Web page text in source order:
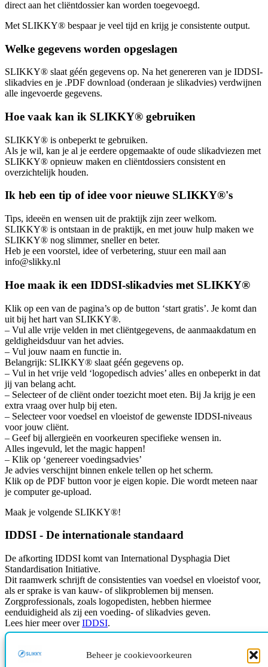
Beheer je cookievoorkeuren
direct aan het cliëntdossier kan worden toegevoegd.
Met SLIKKY® bespaar je veel tijd en krijg je consistente output.
Welke gegevens worden opgeslagen
SLIKKY® slaat géén gegevens op. Na het genereren van je IDDSI-
slikadvies en je .PDF download (onderaan je slikadvies) verdwijnen
alle ingevoerde gegevens.
Hoe vaak kan ik SLIKKY® gebruiken
SLIKKY® is onbeperkt te gebruiken.
Als je wil, kan je al je eerdere opgemaakte of oude slikadviezen met
SLIKKY® opnieuw maken en cliëntdossiers consistent en
overzichtelijk houden.
Ik heb een tip of idee voor nieuwe SLIKKY®'s
Tips, ideeën en wensen uit de praktijk zijn zeer welkom.
SLIKKY® is ontstaan in de praktijk, en met jouw hulp maken we
SLIKKY® nog slimmer, sneller en beter.
Heb je een voorstel, idee of verbetering, stuur een mail aan
info@slikky.nl
Hoe maak ik een IDDSI-slikadvies met SLIKKY®
Klik op een van de pagina’s op de button ‘start gratis’. Je komt dan
uit bij het hart van SLIKKY®.
– Vul alle vrije velden in met cliëntgegevens, de aanmaakdatum en
geldigheidsduur van het advies.
– Vul jouw naam en functie in.
Belangrijk: SLIKKY® slaat géén gegevens op.
– Vul in het vrije veld ‘logopedisch advies’ alles en onbeperkt in dat
jij van belang acht.
– Selecteer of de cliënt onder toezicht moet eten. Bij Ja krijg je een
extra vraag over hulp bij eten.
– Selecteer voor voedsel en vloeistof de gewenste IDDSI-niveaus
voor jouw cliënt.
– Geef bij allergieën en voorkeuren specifieke wensen in.
Alles ingevuld, let the magic happen!
– Klik op ‘genereer voedingsadvies’
Je advies verschijnt binnen enkele tellen op het scherm.
Klik op de PDF button voor je eigen kopie. Die wordt meteen naar
je computer ge-upload.
Maak je volgende SLIKKY®!
IDDSI - De internationale standaard
De afkorting IDDSI komt van International Dysphagia Diet
Standardisation Initiative.
Dit raamwerk schrijft de consistenties van voedsel en vloeistof voor,
als er sprake is van kauw- of slikproblemen bij mensen.
Zorgprofessionals, zoals logopedisten, hebben hiermee
eenduidigheid als zij een voeding- of slikadvies geven.
Lees hier meer overIDDSI.